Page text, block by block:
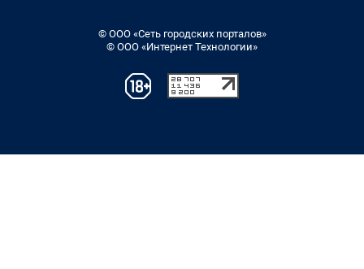
© ООО «Сеть городских порталов»
© ООО «Интернет Технологии»